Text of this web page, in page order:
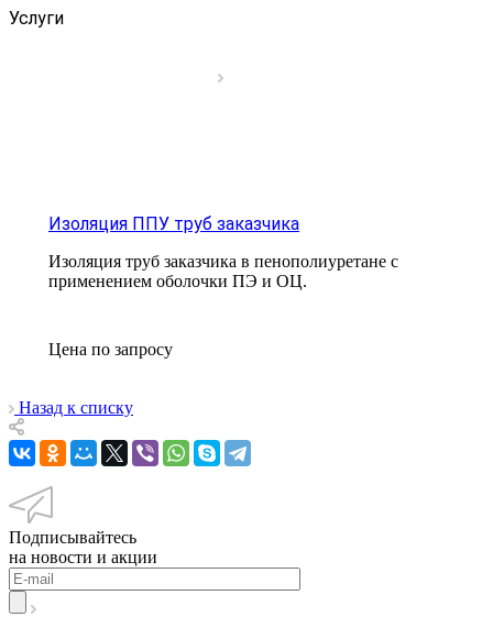
Услуги
Изоляция ППУ труб заказчика
Изоляция труб заказчика в пенополиуретане с
применением оболочки ПЭ и ОЦ.
Цена по запросу
Назад к списку
Подписывайтесь
на новости и акции